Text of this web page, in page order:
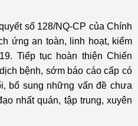
số 128/NQ-CP của Chính
ứng an toàn, linh hoạt, kiểm
Tiếp tục hoàn thiện Chiến
bệnh, sớm báo cáo cấp có
bổ sung những vấn đề chưa
nhất quán, tập trung, xuyên